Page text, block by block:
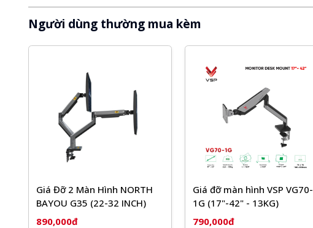
Người dùng thường mua kèm
Giá Đỡ 2 Màn Hình NORTH
BAYOU G35 (22-32 INCH)
890,000đ
Giá đỡ màn hình VSP VG70-
1G (17"-42" - 13KG)
790,000đ